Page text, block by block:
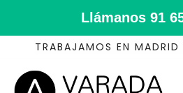
Llámanos 91
TRABAJAMOS EN